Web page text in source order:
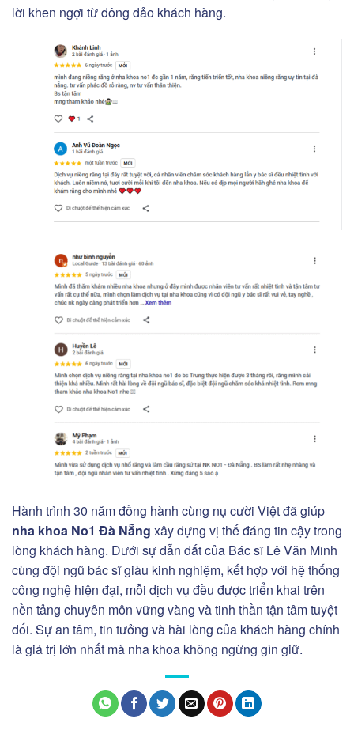
lời khen ngợi từ đông đảo khách hàng.
Hành trình 30 năm đồng hành cùng nụ cười Việt đã giúp
nha khoa No1 Đà Nẵng xây dựng vị thế đáng tin cậy trong
lòng khách hàng. Dưới sự dẫn dắt của Bác sĩ Lê Văn Minh
cùng đội ngũ bác sĩ giàu kinh nghiệm, kết hợp với hệ thống
công nghệ hiện đại, mỗi dịch vụ đều được triển khai trên
nền tảng chuyên môn vững vàng và tinh thần tận tâm tuyệt
đối. Sự an tâm, tin tưởng và hài lòng của khách hàng chính
là giá trị lớn nhất mà nha khoa không ngừng gìn giữ.